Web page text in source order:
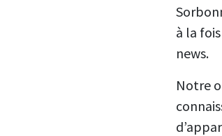
à la
news.
Notre